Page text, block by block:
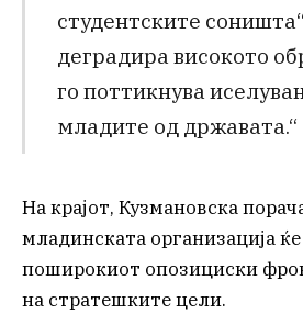
студентските
деградира високото
го поттикнува
младите од државата.“
На крајот, Кузмановска
младинската организација
поширокиот опозициски
на стратешките цели.